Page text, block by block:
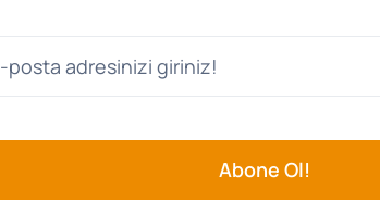
Abone Ol!